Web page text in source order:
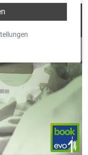
mit versetztem